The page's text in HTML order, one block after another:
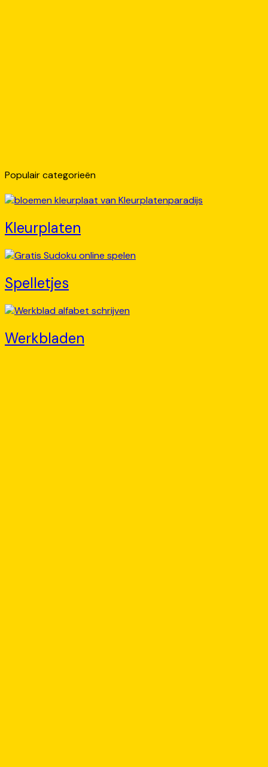
Populair categorieën
Kleurplaten
Spelletjes
Werkbladen